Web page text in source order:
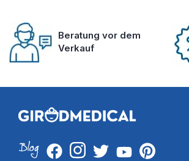
Beratung vor dem
Verkauf